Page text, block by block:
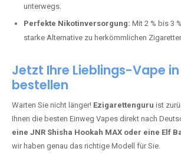
unterwegs.
Perfekte Nikotinversorgung: Mit 2 % bis 3
starke Alternative zu herkömmlichen
Jetzt Ihre Lieblings-Vape
bestellen
Warten Sie nicht länger! Ezigarettenguru ist
Ihnen die besten Einweg Vapes direkt nach
eine JNR Shisha Hookah MAX oder eine Elf
wir haben genau das richtige Modell für Sie.